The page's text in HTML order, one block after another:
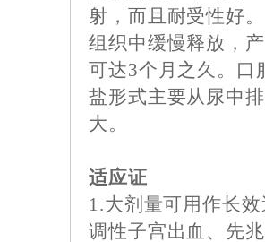
射，而且耐受性好
组织中缓慢释放，
可达3个月之久。口
盐形式主要从尿中
大。
适应证
1.大剂量可用作长
调性子宫出血、先